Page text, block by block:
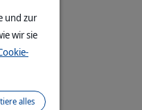
und zur
wir sie
alles